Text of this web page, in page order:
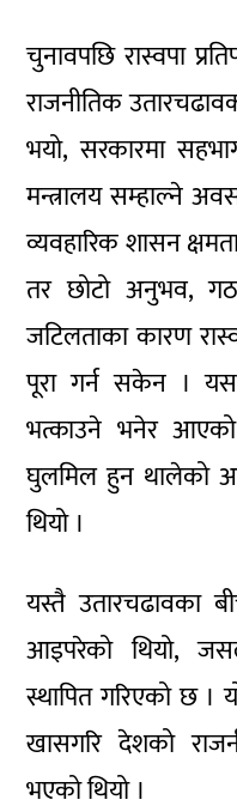
चुनावपछि रास्वपा
राजनीतिक
भयो, सरकारमा
मन्त्रालय सम्हाल्ने
व्यवहारिक शासन
तर छोटो अनुभव,
जटिलताका कारण
पूरा गर्न सकेन ।
भत्काउने भनेर
घुलमिल हुन थालेको
थियो ।
यस्तै उतारचढावका
आइपरेको थियो,
स्थापित गरिएको छ
खासगरि देशको
भएको थियो ।